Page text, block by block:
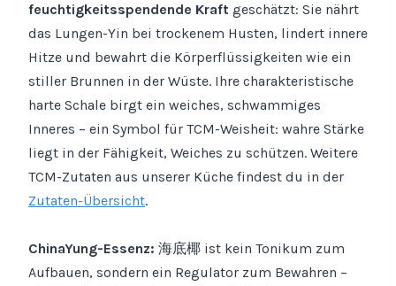
feuchtigkeitsspendende Kraft geschätzt: Sie nährt
das Lungen-Yin bei trockenem Husten, lindert innere
Hitze und bewahrt die Körperflüssigkeiten wie ein
stiller Brunnen in der Wüste. Ihre charakteristische
harte Schale birgt ein weiches, schwammiges
Inneres – ein Symbol für TCM-Weisheit: wahre Stärke
liegt in der Fähigkeit, Weiches zu schützen. Weitere
TCM-Zutaten aus unserer Küche findest du in der
Zutaten-Übersicht.
ChinaYung-Essenz: 海底椰 ist kein Tonikum zum
Aufbauen, sondern ein Regulator zum Bewahren –